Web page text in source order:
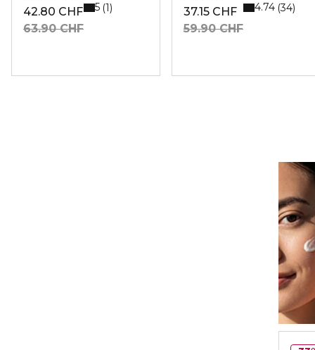
42.80 CHF
63.90 CHF
5 1
37.15 CHF
59.90 CHF
4.74 34